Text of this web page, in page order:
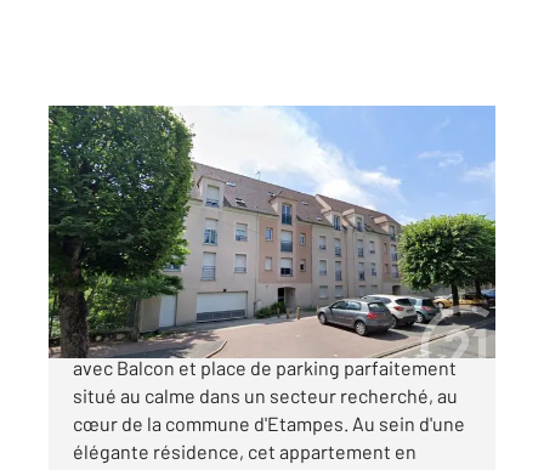
ETAMPES 91
45,20 m2, 2 pièces
Ref : 16999
Appartement F2 à vendre
128 000 €
Découvrez ce Bel Appartement de type F2
avec Balcon et place de parking parfaitement
situé au calme dans un secteur recherché, au
cœur de la commune d'Etampes. Au sein d'une
élégante résidence, cet appartement en